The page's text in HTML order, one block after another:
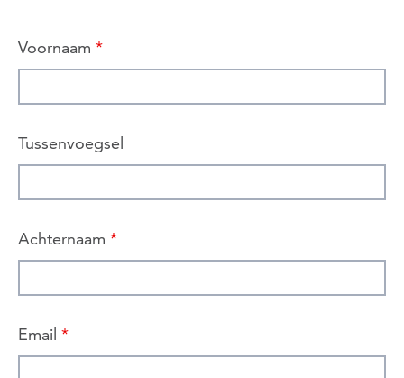
Voornaam *
Tussenvoegsel
Achternaam *
Email *